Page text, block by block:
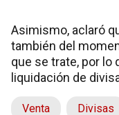
Asimismo, aclaró
también del
que se trate, por lo
liquidación de
Venta Divisas